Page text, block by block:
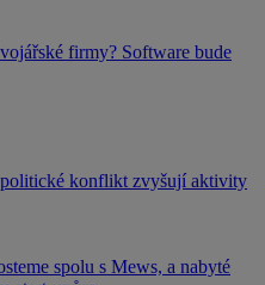
firmy? Software bude
konflikt zvyšují aktivity
spolu s Mews, a nabyté